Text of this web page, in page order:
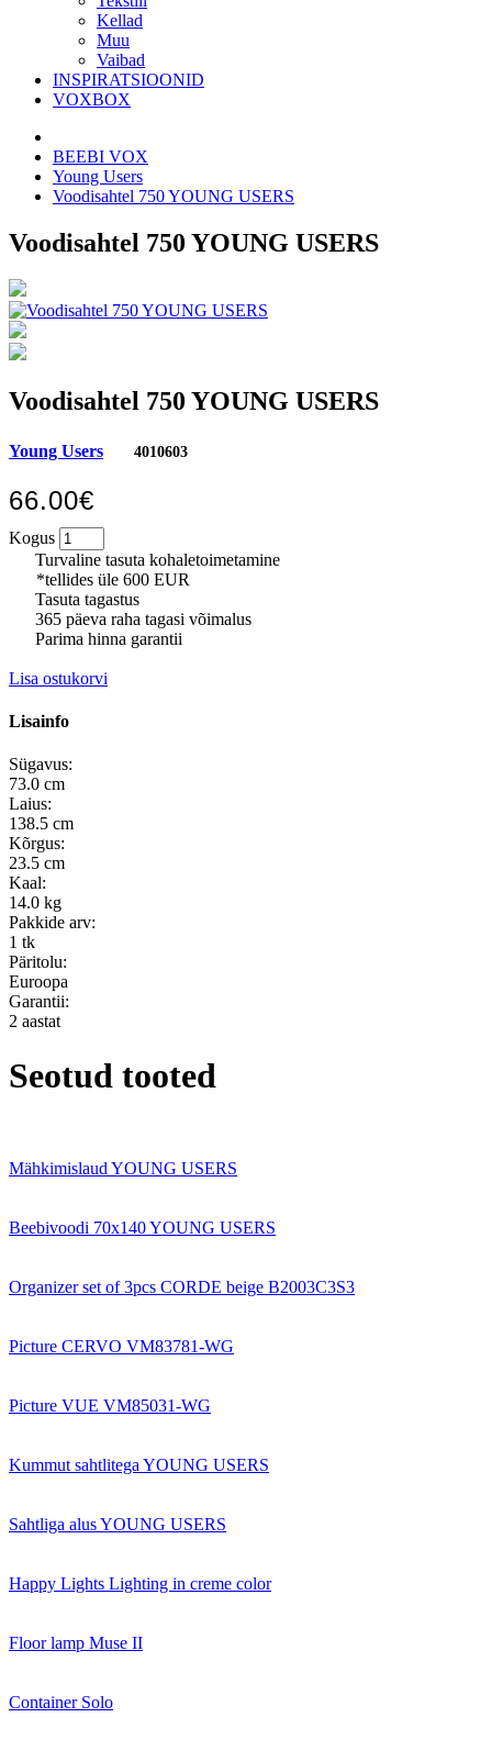
Kellad
Muu
Vaibad
INSPIRATSIOONID
VOXBOX
BEEBI VOX
Young Users
Voodisahtel 750 YOUNG USERS
Voodisahtel 750 YOUNG USERS
Voodisahtel 750 YOUNG USERS
Young Users 4010603
66.00€
Kogus
Turvaline tasuta kohaletoimetamine
*tellides üle 600 EUR
Tasuta tagastus
365 päeva raha tagasi võimalus
Parima hinna garantii
Lisa ostukorvi
Lisainfo
Sügavus:
73.0 cm
Laius:
138.5 cm
Kõrgus:
23.5 cm
Kaal:
14.0 kg
Pakkide arv:
1 tk
Päritolu:
Euroopa
Garantii:
2 aastat
Seotud tooted
Mähkimislaud YOUNG USERS
Beebivoodi 70x140 YOUNG USERS
Organizer set of 3pcs CORDE beige B2003C3S3
Picture CERVO VM83781-WG
Picture VUE VM85031-WG
Kummut sahtlitega YOUNG USERS
Sahtliga alus YOUNG USERS
Happy Lights Lighting in creme color
Floor lamp Muse II
Container Solo